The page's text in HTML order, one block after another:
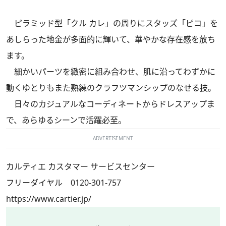
ピラミッド型「クル カレ」の周りにスタッズ「ピコ」を
あしらった地金が多面的に輝いて、華やかな存在感を放ち
ます。
細かいパーツを緻密に組み合わせ、肌に沿ってわずかに
動くゆとりもまた熟練のクラフツマンシップのなせる技。
日々のカジュアルなコーディネートからドレスアップま
で、あらゆるシーンで活躍必至。
ADVERTISEMENT
カルティエ カスタマー サービスセンター
フリーダイヤル 0120-301-757
https://www.cartier.jp/